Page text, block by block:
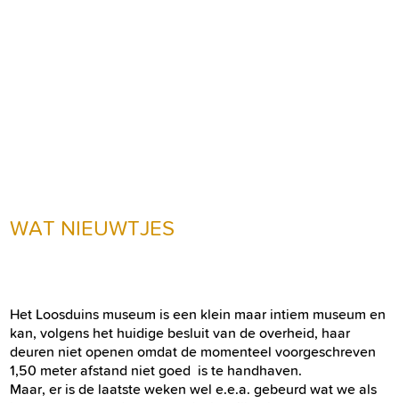
WAT NIEUWTJES
Het Loosduins museum is een klein maar intiem museum en
kan, volgens het huidige besluit van de overheid, haar
deuren niet openen omdat de momenteel voorgeschreven
1,50 meter afstand niet goed is te handhaven.
Maar, er is de laatste weken wel e.e.a. gebeurd wat we als